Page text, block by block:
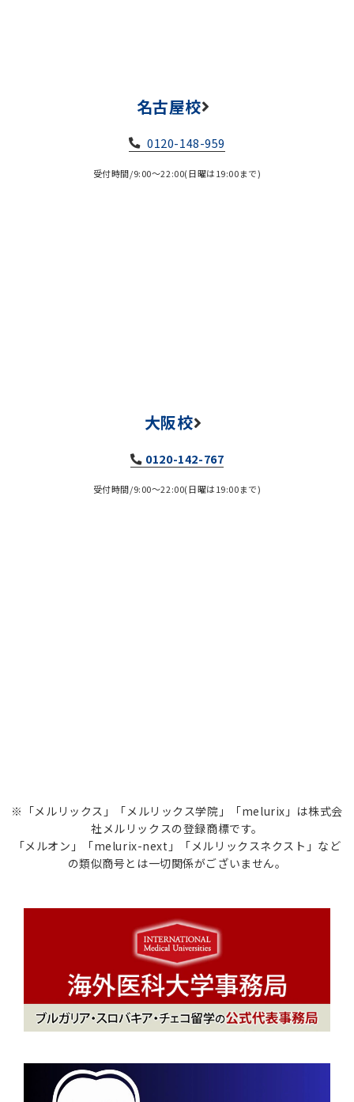
名古屋校
0120-148-959
受付時間/9:00～22:00(日曜は19:00まで)
大阪校
0120-142-767
受付時間/9:00～22:00(日曜は19:00まで)
※「メルリックス」「メルリックス学院」「melurix」は株式会
社メルリックスの登録商標です。
「メルオン」「melurix-next」「メルリックスネクスト」など
の類似商号とは一切関係がございません。